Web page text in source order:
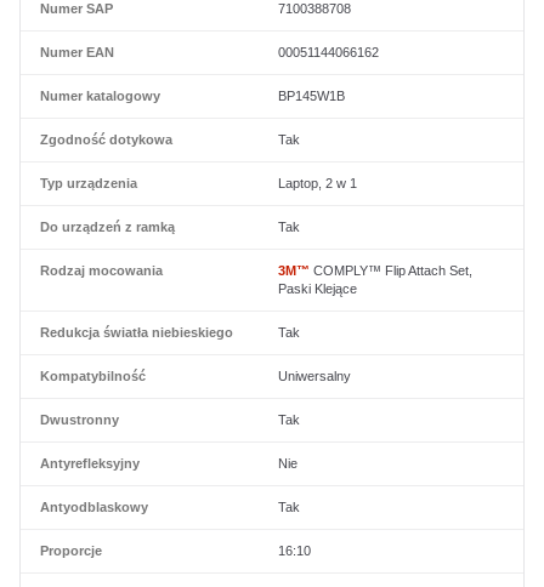
Numer SAP 7100388708
Numer EAN 00051144066162
Numer katalogowy BP145W1B
Zgodność dotykowa Tak
Typ urządzenia Laptop, 2 w 1
Do urządzeń z ramką Tak
Rodzaj mocowania 3M™ COMPLY™ Flip Attach Set,
Paski Klejące
Redukcja światła niebieskiego Tak
Kompatybilność Uniwersalny
Dwustronny Tak
Antyrefleksyjny Nie
Antyodblaskowy Tak
Proporcje 16:10